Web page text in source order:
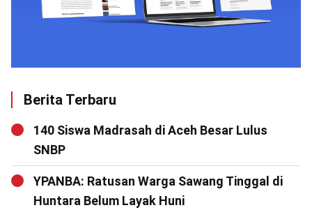
Berita Terbaru
140 Siswa Madrasah di Aceh Besar Lulus
SNBP
YPANBA: Ratusan Warga Sawang Tinggal di
Huntara Belum Layak Huni